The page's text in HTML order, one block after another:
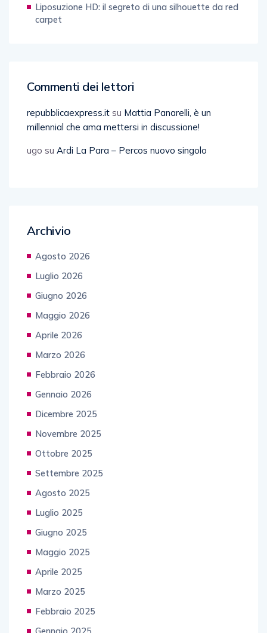
Liposuzione HD: il segreto di una silhouette da red
carpet
Commenti dei lettori
repubblicaexpress.it su Mattia Panarelli, è un
millennial che ama mettersi in discussione!
ugo su Ardi La Para – Percos nuovo singolo
Archivio
Agosto 2026
Luglio 2026
Giugno 2026
Maggio 2026
Aprile 2026
Marzo 2026
Febbraio 2026
Gennaio 2026
Dicembre 2025
Novembre 2025
Ottobre 2025
Settembre 2025
Agosto 2025
Luglio 2025
Giugno 2025
Maggio 2025
Aprile 2025
Marzo 2025
Febbraio 2025
Gennaio 2025